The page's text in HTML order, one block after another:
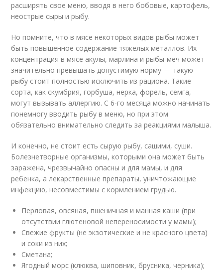
расширять свое меню, вводя в него бобовые, картофель,
неострые сыры и рыбу.
Но помните, что в мясе некоторых видов рыбы может
быть повышенное содержание тяжелых металлов. Их
концентрация в мясе акулы, марлина и рыбы-меч может
значительно превышать допустимую норму — такую
рыбу стоит полностью исключить из рациона. Такие
сорта, как скумбрия, горбуша, нерка, форель, семга,
могут вызывать аллергию. С 6-го месяца можно начинать
понемногу вводить рыбу в меню, но при этом
обязательно внимательно следить за реакциями малыша.
И конечно, не стоит есть сырую рыбу, сашими, суши.
Болезнетворные организмы, которыми она может быть
заражена, чрезвычайно опасны и для мамы, и для
ребенка, а лекарственные препараты, уничтожающие
инфекцию, несовместимы с кормлением грудью.
Перловая, овсяная, пшеничная и манная каши (при
отсутствии глютеновой непереносимости у мамы);
Свежие фрукты (не экзотические и не красного цвета)
и соки из них;
Сметана;
Ягодный морс (клюква, шиповник, брусника, черника);